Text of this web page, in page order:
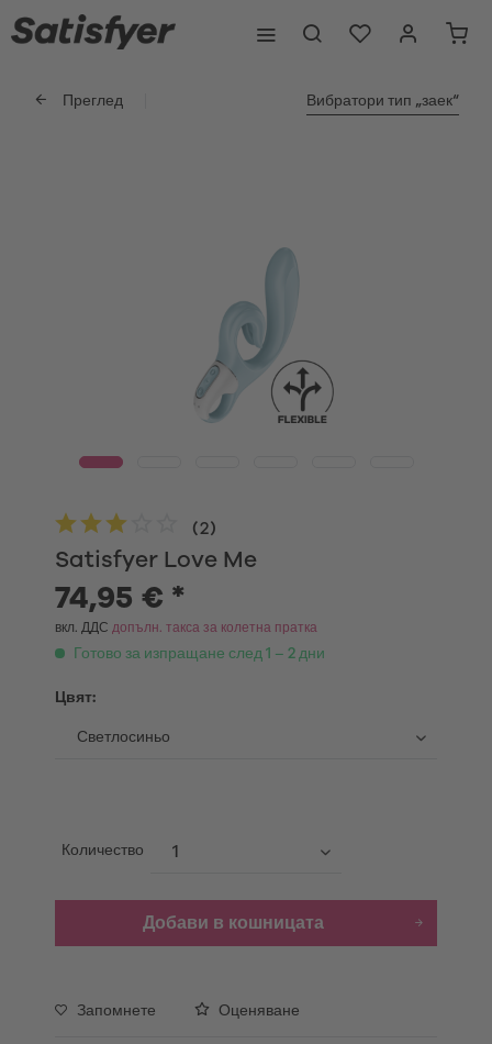
Преглед Вибратори тип „заек“
Satisfyer Love Me
(2)
74,95 € *
вкл. ДДС допълн. такса за колетна пратка
Готово за изпращане след 1 – 2 дни
Цвят:
Количество
Добави в кошницата
Запомнете Оценяване